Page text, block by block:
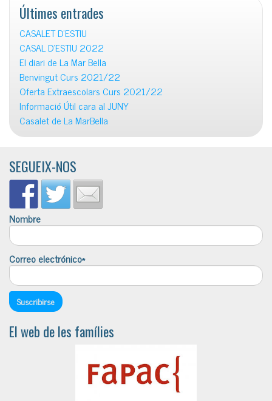
Últimes entrades
CASALET D’ESTIU
CASAL D’ESTIU 2022
El diari de La Mar Bella
Benvingut Curs 2021/22
Oferta Extraescolars Curs 2021/22
Informació Útil cara al JUNY
Casalet de La MarBella
SEGUEIX-NOS
Nombre
Correo electrónico*
El web de les famílies